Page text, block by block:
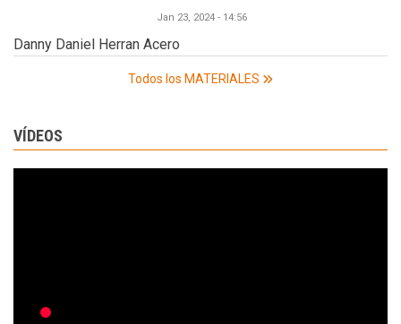
Jan 23, 2024 - 14:56
Danny Daniel Herran Acero
Todos los MATERIALES
VÍDEOS